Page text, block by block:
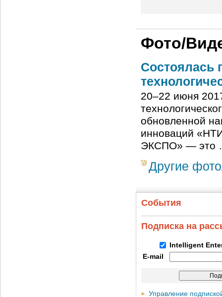
Фото/
Состоялась
20–22 июня
обновленной
инноваций
ЭКСПО» — это
Другие
События
Подписка на
Intelligent
E-mail
Управление